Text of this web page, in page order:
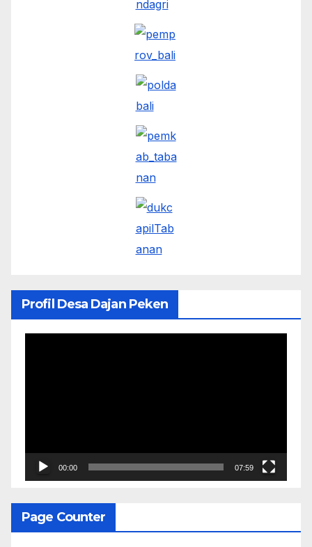
Profil Desa Dajan Peken
00:00 07:59
Page Counter